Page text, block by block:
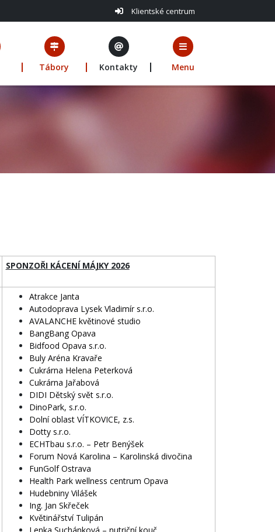
Klientské centrum
Tábory Kontakty Menu
SPONZOŘI KÁCENÍ MÁJKY 2026
Atrakce Janta
Autodoprava Lysek Vladimír s.r.o.
AVALANCHE květinové studio
BangBang Opava
Bidfood Opava s.r.o.
Buly Aréna Kravaře
Cukrárna Helena Peterková
Cukrárna Jařabová
DIDI Dětský svět s.r.o.
DinoPark, s.r.o.
Dolní oblast VÍTKOVICE, z.s.
Dotty s.r.o.
ECHTbau s.r.o. – Petr Benýšek
Forum Nová Karolina – Karolinská divočina
FunGolf Ostrava
Health Park wellness centrum Opava
Hudebniny Vilášek
Ing. Jan Skřeček
Květinářství Tulipán